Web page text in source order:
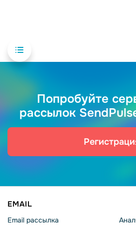
Попробуйте
рассылок
EMAIL
Email рассылка